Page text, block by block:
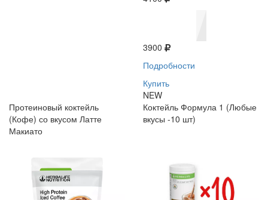
3900
Подробности
Купить
NEW
Протеиновый коктейль
(Кофе) со вкусом Латте
Макиато
Коктейль Формула 1 (Любые
вкусы -10 шт)